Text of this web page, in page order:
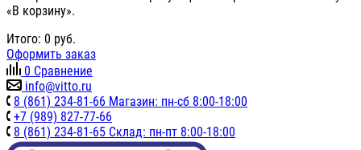
«В корзину».
Итого: 0 руб.
Оформить заказ
0 Сравнение
info@vitto.ru
8 (861) 234-81-66 Магазин: пн-сб 8:00-18:00
+7 (989) 827-77-66
8 (861) 234-81-65 Склад: пн-пт 8:00-18:00